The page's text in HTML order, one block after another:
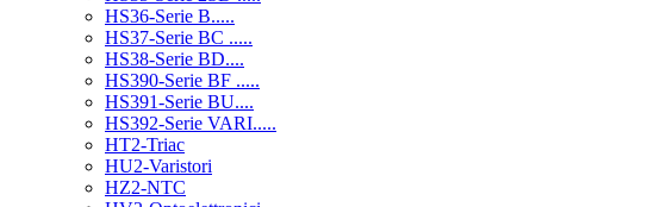
HS36-Serie B.....
HS37-Serie BC .....
HS38-Serie BD....
HS390-Serie BF .....
HS391-Serie BU....
HS392-Serie VARI.....
HT2-Triac
HU2-Varistori
HZ2-NTC